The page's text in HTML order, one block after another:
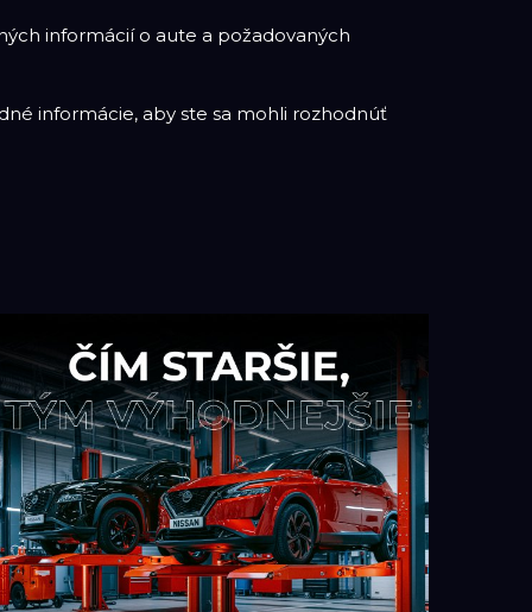
informácií o aute a požadovaných
informácie, aby ste sa mohli rozhodnúť